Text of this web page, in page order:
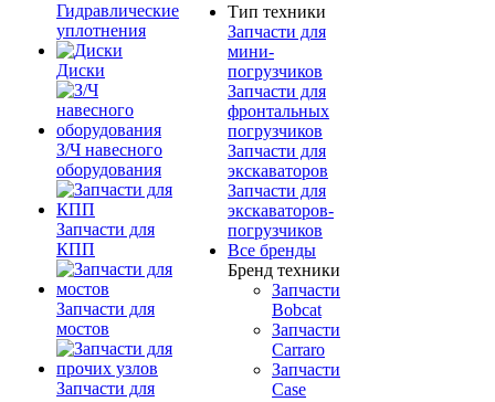
Гидравлические
уплотнения
Диски
З/Ч навесного
оборудования
Запчасти для
КПП
Запчасти для
мостов
Запчасти для
Тип техники
Запчасти для
мини-
погрузчиков
Запчасти для
фронтальных
погрузчиков
Запчасти для
экскаваторов
Запчасти для
экскаваторов-
погрузчиков
Все бренды
Бренд техники
Запчасти
Bobcat
Запчасти
Carraro
Запчасти
Case